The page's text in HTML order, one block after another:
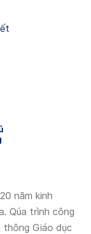
năm kinh
Qúa trình công
thông Giáo dục